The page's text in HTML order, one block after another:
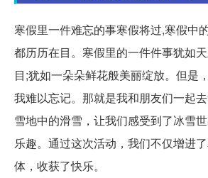
寒假里一件难忘的事寒假将过,寒假中
都历历在目。寒假里的一件件事犹如
目;犹如一朵朵鲜花般美丽绽放。但是
我难以忘记。那就是我和朋友们一起
雪地中的滑雪，让我们感受到了冰雪
乐趣。通过这次活动，我们不仅增进
体，收获了快乐。